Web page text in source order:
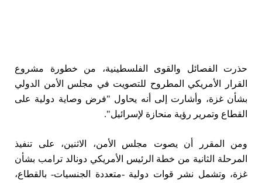
حذرت الفصائل والقوى الفلسطينية، من خطورة مشروع
القرار الأمريكي المطروح للتصويت في مجلس الأمن الدولي
بشأن غزة، وأشارت إلى أنه يحاول "فرض وصاية دولية على
القطاع وتمرير رؤية منحازة لإسرائيل".
ومن المقرر أن يصوت مجلس الأمن، الاثنين، على تنفيذ
المرحلة الثانية من خطة الرئيس الأمريكي دونالد ترامب بشأن
غزة، وتشمل نشر قوات دولية -متعددة الجنسيات- بالقطاع،